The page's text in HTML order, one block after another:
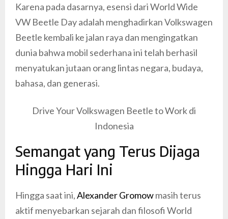
Karena pada dasarnya, esensi dari World Wide
VW Beetle Day adalah menghadirkan Volkswagen
Beetle kembali ke jalan raya dan mengingatkan
dunia bahwa mobil sederhana ini telah berhasil
menyatukan jutaan orang lintas negara, budaya,
bahasa, dan generasi.
Drive Your Volkswagen Beetle to Work di
Indonesia
Semangat yang Terus Dijaga
Hingga Hari Ini
Hingga saat ini,Alexander Gromowmasih terus
aktif menyebarkan sejarah dan filosofi World